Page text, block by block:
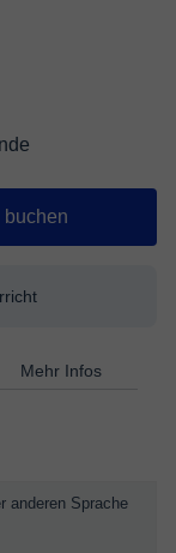
buchen
Mehr Infos
anderen Sprache